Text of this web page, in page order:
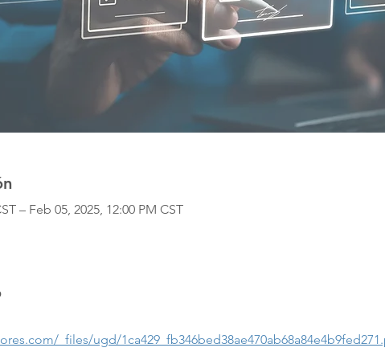
– Feb 05, 2025, 12:00 PM CST
_files/ugd/